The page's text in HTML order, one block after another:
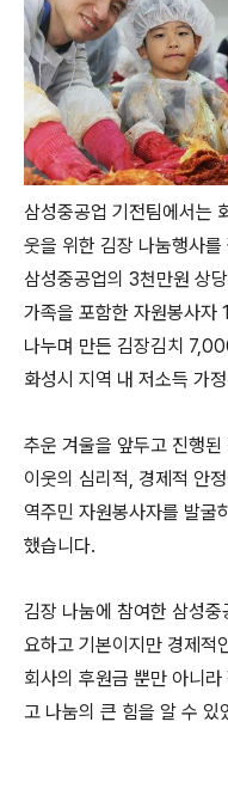
삼성중공업 기전팀에서는
웃을 위한 김장 나눔행사
삼성중공업의 3천만원 상
가족을 포함한 자원봉사자
나누며 만든 김장김치
화성시 지역 내 저소득 가
추운 겨울을 앞두고 진행
이웃의 심리적, 경제적 안
역주민 자원봉사자를 발굴
했습니다.
김장 나눔에 참여한 삼성
요하고 기본이지만 경제적
회사의 후원금 뿐만 아니
고 나눔의 큰 힘을 알 수 있